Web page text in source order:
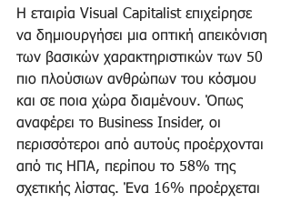
Η εταιρία Visual Capitalist επιχείρησε
να δημιουργήσει μια οπτική απεικόνιση
των βασικών χαρακτηριστικών των 50
πιο πλούσιων ανθρώπων του κόσμου
και σε ποια χώρα διαμένουν. Όπως
αναφέρει το Business Insider, οι
περισσότεροι από αυτούς προέρχονται
από τις ΗΠΑ, περίπου το 58% της
σχετικής λίστας. Ένα 16% προέρχεται